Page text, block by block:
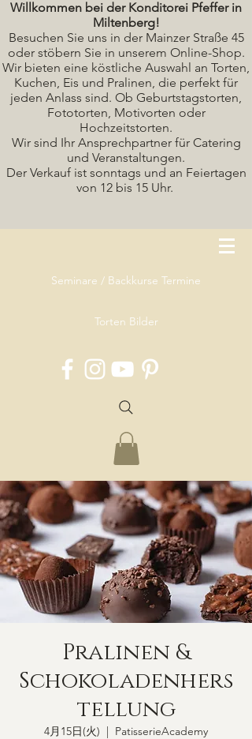
Willkommen bei der Konditorei Pfeffer in
Miltenberg!
Besuchen Sie uns in der Mainzer Straße 45
oder stöbern Sie in unserem Online-Shop.
Wir bieten eine köstliche Auswahl an Torten,
Kuchen, Eis und Pralinen, die perfekt für
jeden Anlass sind. Ob Geburtstagstorten,
Fototorten, Motivorten oder
Hochzeitstorten.
Wir sind Ihr Ansprechpartner für Catering
und Veranstaltungen.
Der Verkauf ist sonntags und an Feiertagen
von 12 bis 15 Uhr.
Seminare / Backkurse Termine
Torten Bilder
Pralinen &
Schokoladenhers
tellung
4月15日(火)
  |
PatisserieAcademy